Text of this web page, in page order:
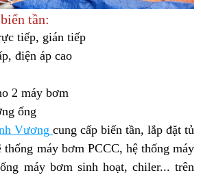
tần:
tiếp, gián tiếp
điện áp cao
2 máy bơm
ống
Vương cung cấp biến tần, lắp đặt tủ
thống máy bơm PCCC, hệ thống máy
máy bơm sinh hoạt, chiler... trên